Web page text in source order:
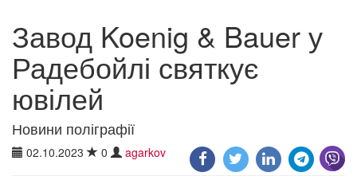
Завод Koenig & Bauer у
Радебойлі святкує
ювілей
Новини поліграфії
02.10.2023 0 agarkov